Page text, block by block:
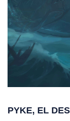
PYKE, EL